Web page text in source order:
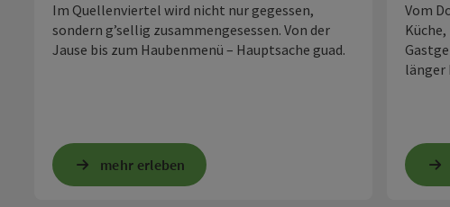
Im Quellenviertel wird nicht nur gegessen,
sondern g’sellig zusammengesessen. Von der
Jause bis zum Haubenmenü – Hauptsache guad.
mehr erleben
Vom
länger